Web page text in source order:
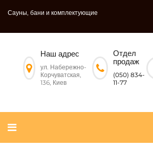
Сауны, бани и комплектующие
Наш адрес
ул. Набережно-
Корчуватская,
136, Киев
Отдел
продаж
(050) 834-
11-77